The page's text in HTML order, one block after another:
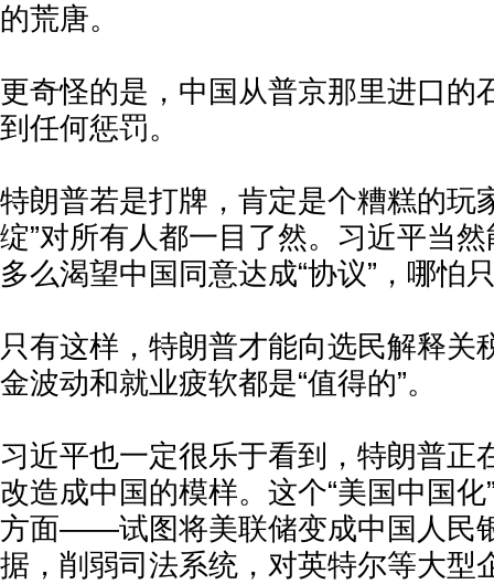
的荒唐。
更奇怪的是，中国从普京那里进口的
到任何惩罚。
特朗普若是打牌，肯定是个糟糕的玩
绽”对所有人都一目了然。习近平当
多么渴望中国同意达成“协议”，哪怕
只有这样，特朗普才能向选民解释关
金波动和就业疲软都是“值得的”。
习近平也一定很乐于看到，特朗普正
改造成中国的模样。这个“美国中国
方面——试图将美联储变成中国人民
据，削弱司法系统，对英特尔等大型